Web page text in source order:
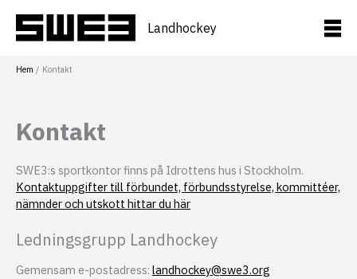
innehåll
Landhockey
Hem Kontakt
Kontakt
SWE3:s sportkontor finns på Idrottens hus i Stockholm.
Kontaktuppgifter till förbundet, förbundsstyrelse, kommittéer,
nämnder och utskott hittar du här
Ledningsgrupp Landhockey
Gemensam e-postadress: landhockey@swe3.org